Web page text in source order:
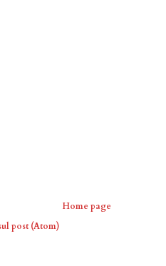
Home page
post (Atom)